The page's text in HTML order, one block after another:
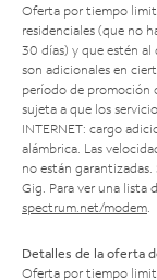
Oferta por tiempo
residenciales (que no
30 días) y que estén al
son adicionales en
período de promoción
sujeta a que los
INTERNET: cargo
alámbrica. Las
no están
Gig. Para ver una lista
spectrum.net/modem
Detalles de la oferta
Oferta por tiempo